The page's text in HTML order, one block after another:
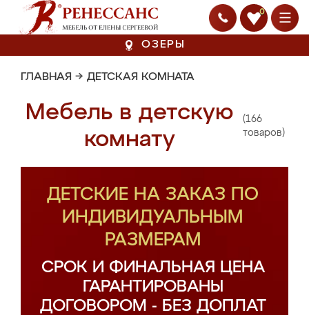
0
ОЗЕРЫ
ГЛАВНАЯ → ДЕТСКАЯ КОМНАТА
Мебель в детскую
комнату
(166
товаров)
ДЕТСКИЕ НА ЗАКАЗ ПО
ИНДИВИДУАЛЬНЫМ
РАЗМЕРАМ
СРОК И ФИНАЛЬНАЯ ЦЕНА
ГАРАНТИРОВАНЫ
ДОГОВОРОМ - БЕЗ ДОПЛАТ